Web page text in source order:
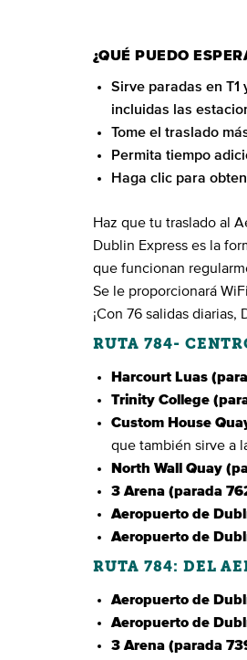
¿QUÉ PUEDO
Sirve paradas en
incluidas las
Tome el traslado
Permita tiempo
Haga clic para
Haz que tu traslado al
Dublin Express es la
que funcionan
Se le proporcionará
¡Con 76 salidas
RUTA 784-
Harcourt Luas
Trinity College
Custom House
que también sirve a
North Wall Quay
3 Arena (parada
Aeropuerto de
Aeropuerto de
RUTA 784: DEL
Aeropuerto de
Aeropuerto de
3 Arena (parada